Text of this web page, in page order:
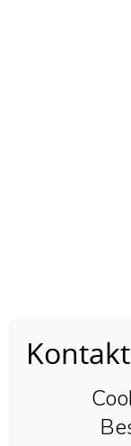
Austrasse 2
Kontakt